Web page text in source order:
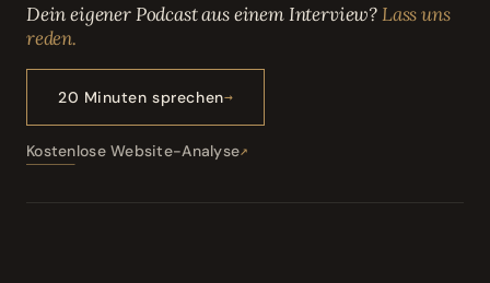
Dein eigener Podcast aus einem Interview?Lass uns
reden.
20 Minuten sprechen
Kostenlose Website-Analyse